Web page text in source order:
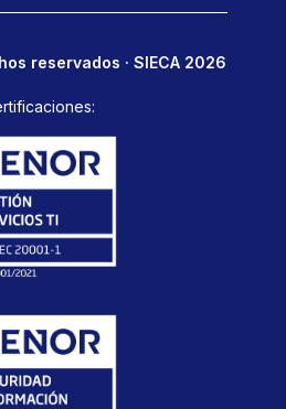
reservados · SIECA 2026